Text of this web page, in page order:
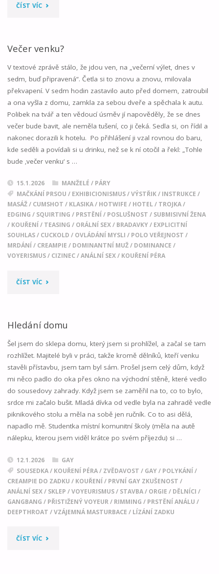
ČÍST VÍC"ČTVRTEK
Večer venku?
V textové zprávě stálo, že jdou ven, na „večerní výlet, dnes v
sedm, buď připravená“. Četla si to znovu a znovu, milovala
překvapení. V sedm hodin zastavilo auto před domem, zatroubil
a ona vyšla z domu, zamkla za sebou dveře a spěchala k autu.
Polibek na tvář a ten vědoucí úsměv jí napověděly, že se dnes
večer bude bavit, ale neměla tušení, co ji čeká. Sedla si, on řídil a
nakonec dorazili k hotelu. Po přihlášení ji vzal rovnou do baru,
kde seděli a povídali si u drinku, než se k ní otočil a řekl: „Tohle
bude ‚večer venku‘ s …
15.1.2026
MANŽELÉ / PÁRY
MAČKÁNÍ PRSOU / EXHIBICIONISMUS/VÝSTŘIK/ INSTRUKCE /
MASÁŽ/ CUMSHOT / KLASIKA/ HOTWIFE / HOTEL/ TROJKA/
EDGING / SQUIRTING / PRSTĚNÍ / POSLUŠNOST / SUBMISIVNÍ ŽENA
/ KOUŘENÍ / TEASING / ORÁLNÍ SEX/ BRADAVKY/ EXPLICITNÍ
SOUHLAS/ CUCKOLD / OVLÁDÁNÍ MYSLI / POLO VEŘEJNOST /
MRDÁNÍ / CREAMPIE / DOMINANTNÍ MUŽ/ DOMINANCE /
VOYERISMUS/ CIZINEC/ANÁLNÍ SEX/ KOUŘENÍ PÉRA
ČÍST VÍC"VEČER
Hledání domu
Šel jsem do sklepa domu, který jsem si prohlížel, a začal se tam
rozhlížet. Majitelé byli v práci, takže kromě dělníků, kteří venku
stavěli přístavbu, jsem tam byl sám. Prošel jsem celý dům, když
mi něco padlo do oka přes okno na východní stěně, které vedlo
do sousedovy zahrady. Když jsem se zaměřil na to, co to bylo,
srdce mi začalo bušit. Mladá dívka od vedle byla na zahradě vedle
piknikového stolu a měla na sobě jen ručník. Co to asi dělá,
napadlo mě. Studentka místní komunitní školy (měla na autě
nálepku, kterou jsem viděl krátce po svém příjezdu) si …
12.1.2026
GAY
SOUSEDKA/ KOUŘENÍ PÉRA/ ZVĚDAVOST / GAY/ POLYKÁNÍ /
CREAMPIE DO ZADKU / KOUŘENÍ / PRVNÍ GAY ZKUŠENOST /
ANÁLNÍ SEX/ SKLEP /VOYEURISMUS/ STAVBA/ ORGIE / DĚLNÍCI /
GANGBANG / PŘISTIŽENÝ VOYEUR/ RIMMING / PRSTĚNÍ ANÁLU /
DEEPTHROAT /VZÁJEMNÁ MASTURBACE / LÍZÁNÍ ZADKU
ČÍST VÍC"HLEDÁNÍ